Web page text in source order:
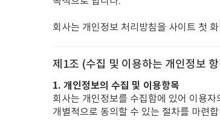
회사는 개인정보 처리방침을 사이트 첫
제1조 (수집 및 이용하는 개인정보
1. 개인정보의 수집 및 이용항목
회사는 개인정보를 수집함에 있어 이용자
개별적으로 동의할 수 있는 절차를 마련